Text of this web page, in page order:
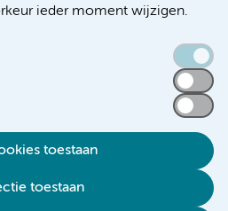
ieder moment wijzigen.
toestaan
toestaan